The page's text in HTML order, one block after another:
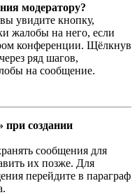
модератору?
увидите кнопку,
жалобы на него, если
конференции. Щёлкнув
ряд шагов,
на сообщение.
при создании
сообщения для
их позже. Для
перейдите в параграф